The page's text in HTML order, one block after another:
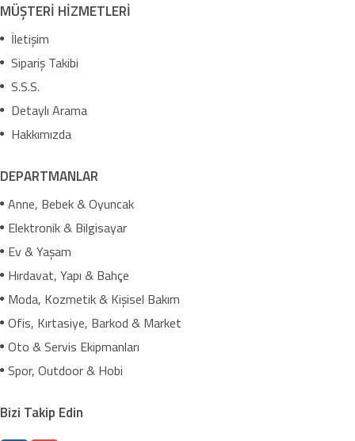
MÜŞTERİ HİZMETLERİ
İletişim
Sipariş Takibi
S.S.S.
Detaylı Arama
Hakkımızda
DEPARTMANLAR
Anne, Bebek & Oyuncak
Elektronik & Bilgisayar
Ev & Yaşam
Hırdavat, Yapı & Bahçe
Moda, Kozmetik & Kişisel Bakım
Ofis, Kırtasiye, Barkod & Market
Oto & Servis Ekipmanları
Spor, Outdoor & Hobi
Bizi Takip Edin